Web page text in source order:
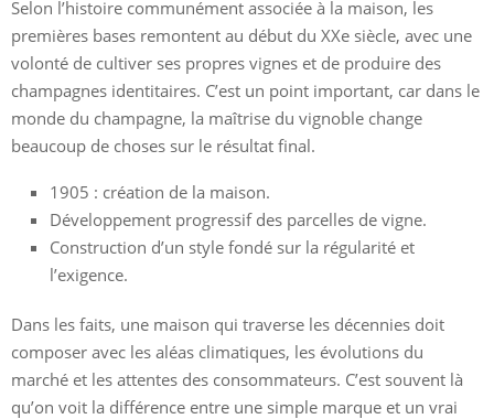
Selon l’histoire communément associée à la maison, les
premières bases remontent au début du XXe siècle, avec une
volonté de cultiver ses propres vignes et de produire des
champagnes identitaires. C’est un point important, car dans le
monde du champagne, la maîtrise du vignoble change
beaucoup de choses sur le résultat final.
1905 : création de la maison.
Développement progressif des parcelles de vigne.
Construction d’un style fondé sur la régularité et
l’exigence.
Dans les faits, une maison qui traverse les décennies doit
composer avec les aléas climatiques, les évolutions du
marché et les attentes des consommateurs. C’est souvent là
qu’on voit la différence entre une simple marque et un vrai